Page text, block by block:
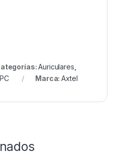
Auriculares
Marca:Axtel